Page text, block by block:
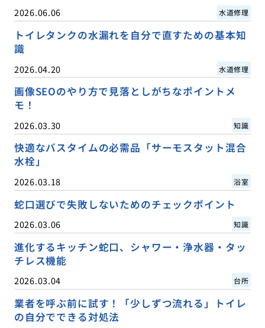
2026.06.06 水道修理
トイレタンクの水漏れを自分で直すための基本知
識
2026.04.20 水道修理
画像SEOのやり方で見落としがちなポイントメ
モ！
2026.03.30 知識
快適なバスタイムの必需品「サーモスタット混合
水栓」
2026.03.18 浴室
蛇口選びで失敗しないためのチェックポイント
2026.03.06 知識
進化するキッチン蛇口、シャワー・浄水器・タッ
チレス機能
2026.03.04 台所
業者を呼ぶ前に試す！「少しずつ流れる」トイレ
の自分でできる対処法